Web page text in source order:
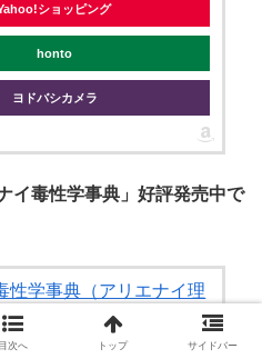
ショッピング
honto
ヨドバシカメラ
イ毒性学事典」好評発売中で
性学事典（アリエナイ理
科別冊）
三才ブックス
目次へ トップ サイドバー